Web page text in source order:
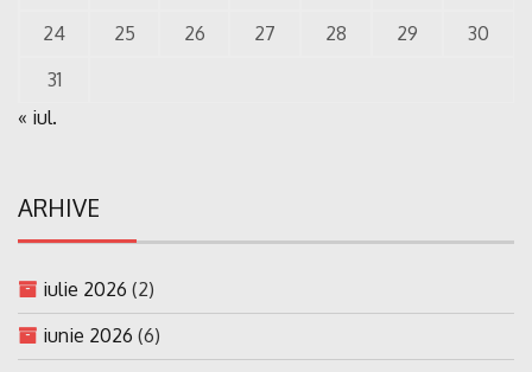
24
25 26 27 28 29
30
31
« iul.
ARHIVE
iulie 2026 (2)
iunie 2026 (6)